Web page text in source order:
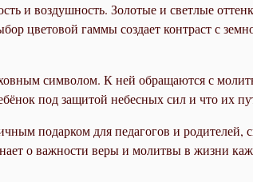
и воздушность. Золотые и светлые
цветовой гаммы создает контраст с
символом. К ней обращаются с
под защитой небесных сил и что их
подарком для педагогов и
о важности веры и молитвы в жизни